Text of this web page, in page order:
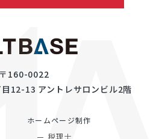
〒160-0022
12-13 アントレサロンビル2階
ホームページ制作
税理士